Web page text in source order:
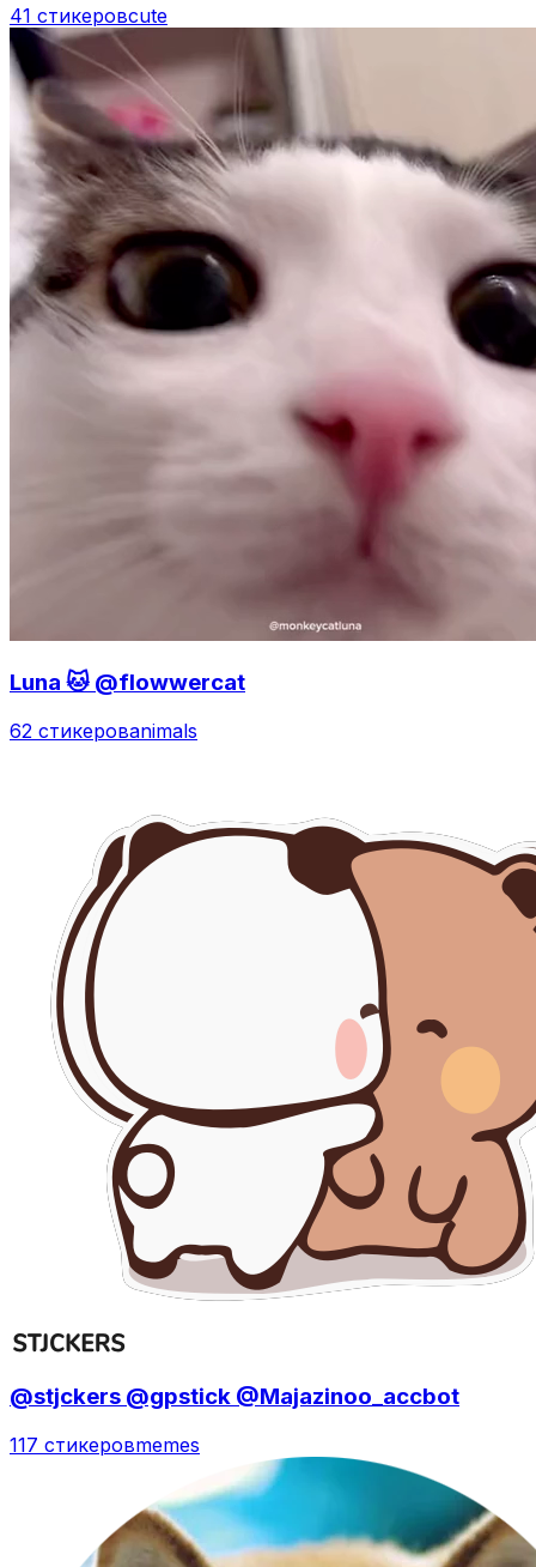
41 стикеровcute
Luna 🐱 @flowwercat
62 стикеровanimals
@stjckers @gpstick @Majazinoo_accbot
117 стикеровmemes